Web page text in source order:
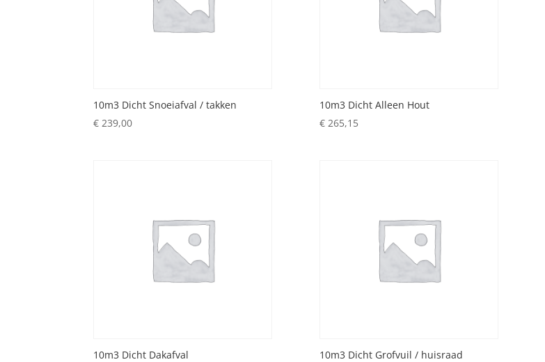
10m3 Dicht Snoeiafval / takken
€ 239,00
10m3 Dicht Alleen Hout
€265,15
10m3 Dicht Dakafval
10m3 Dicht Grofvuil / huisraad